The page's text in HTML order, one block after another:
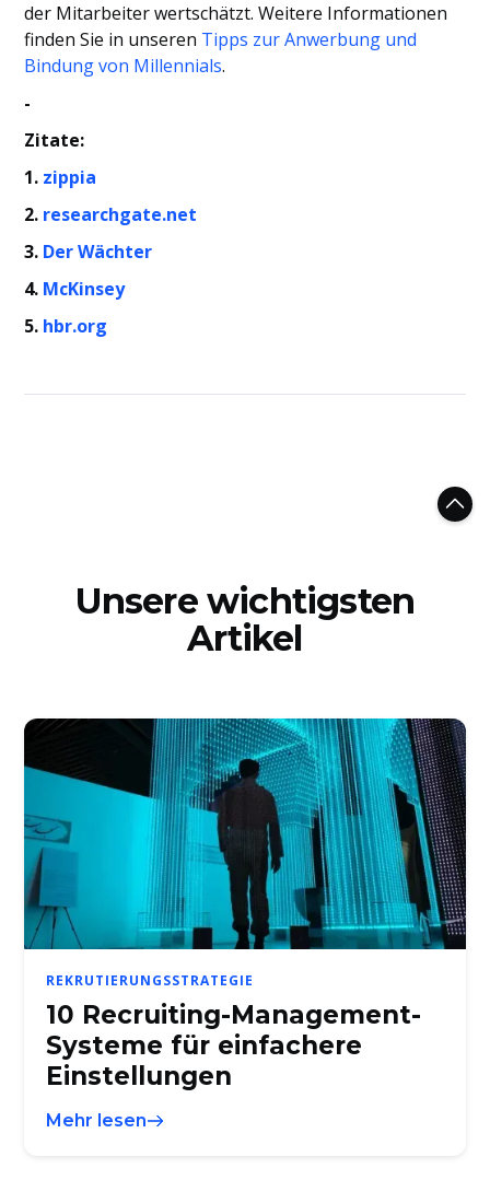
der Mitarbeiter wertschätzt. Weitere Informationen
finden Sie in unseren Tipps zur Anwerbung und
Bindung von Millennials.
-
Zitate:
1. zippia
2. researchgate.net
3. Der Wächter
4. McKinsey
5. hbr.org
Unsere wichtigsten
Artikel
REKRUTIERUNGSSTRATEGIE
10 Recruiting-Management-
Systeme für einfachere
Einstellungen
Mehr lesen